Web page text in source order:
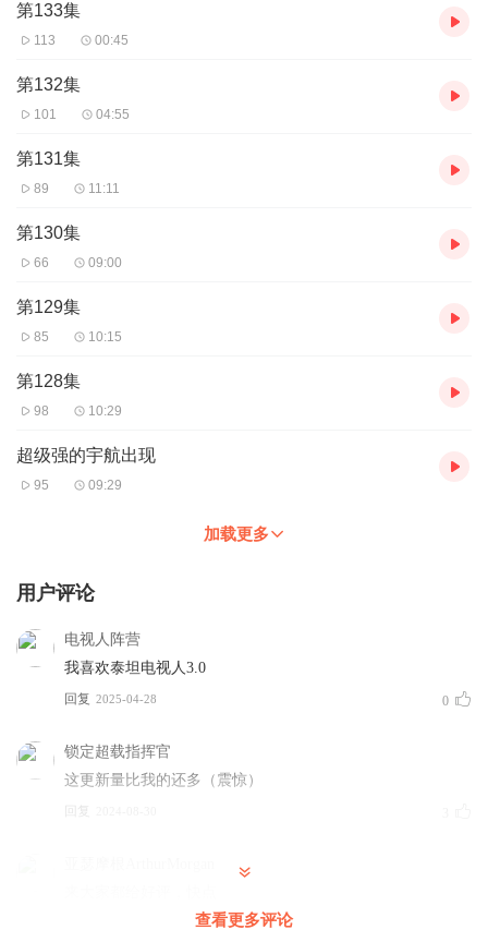
第133集
113 00:45
第132集
101 04:55
第131集
89 11:11
第130集
66 09:00
第129集
85 10:15
第128集
98 10:29
超级强的宇航出现
95 09:29
加载更多
用户评论
电视人阵营
我喜欢泰坦电视人3.0
回复 2025-04-28 0
锁定超载指挥官
这更新量比我的还多（震惊）
回复
查看更多评论